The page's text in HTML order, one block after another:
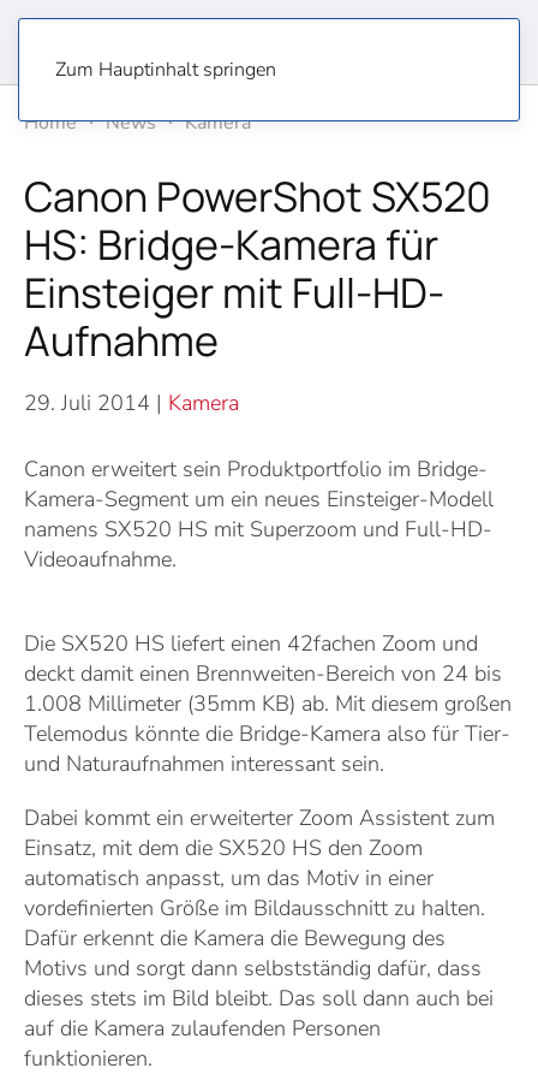
Zum Hauptinhalt springen
Home
News Kamera
Canon PowerShot SX520
HS: Bridge-Kamera für
Einsteiger mit Full-HD-
Aufnahme
29. Juli 2014 | Kamera
Canon erweitert sein Produktportfolio im Bridge-
Kamera-Segment um ein neues Einsteiger-Modell
namens SX520 HS mit Superzoom und Full-HD-
Videoaufnahme.
Die SX520 HS liefert einen 42fachen Zoom und
deckt damit einen Brennweiten-Bereich von 24 bis
1.008 Millimeter (35mm KB) ab. Mit diesem großen
Telemodus könnte die Bridge-Kamera also für Tier-
und Naturaufnahmen interessant sein.
Dabei kommt ein erweiterter Zoom Assistent zum
Einsatz, mit dem die SX520 HS den Zoom
automatisch anpasst, um das Motiv in einer
vordefinierten Größe im Bildausschnitt zu halten.
Dafür erkennt die Kamera die Bewegung des
Motivs und sorgt dann selbstständig dafür, dass
dieses stets im Bild bleibt. Das soll dann auch bei
auf die Kamera zulaufenden Personen
funktionieren.